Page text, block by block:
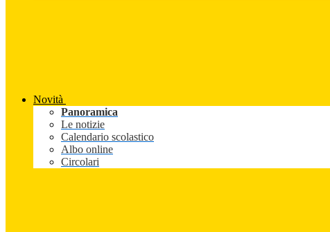
Novità
Panoramica
Le notizie
Calendario scolastico
Albo online
Circolari